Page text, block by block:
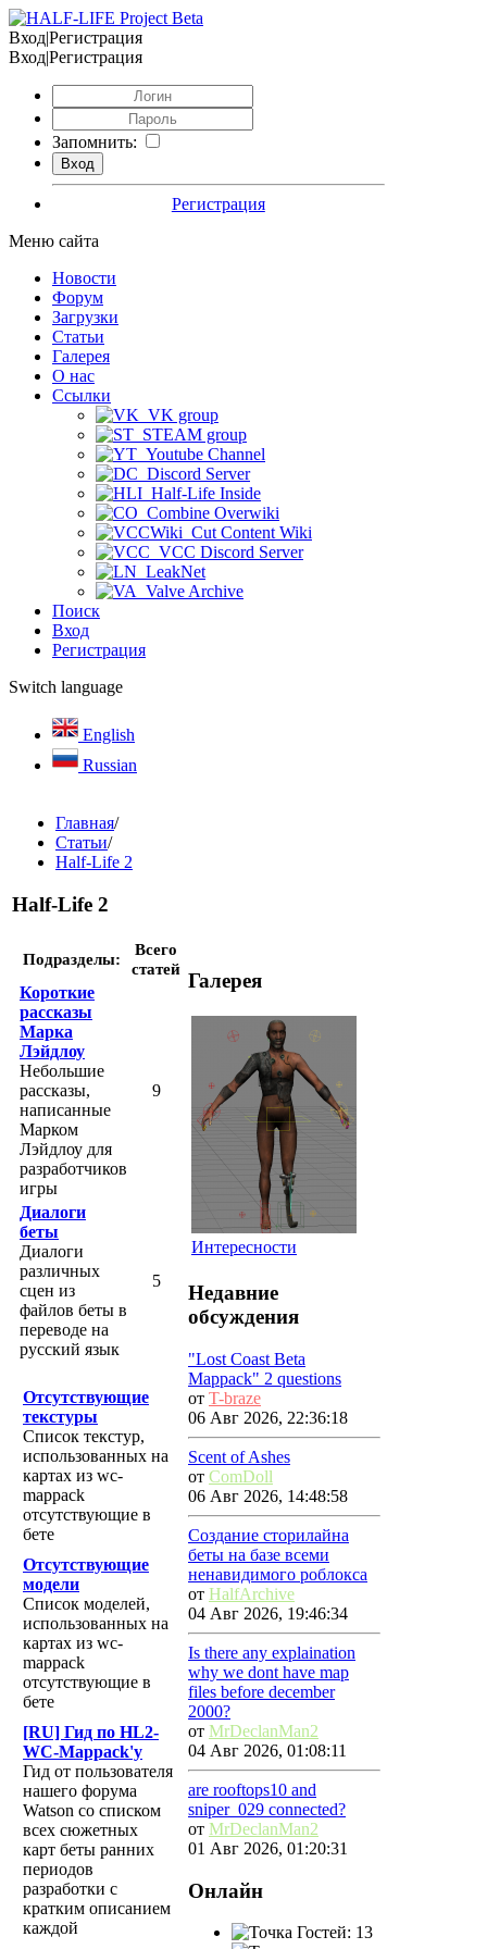
Вход|Регистрация
Вход|Регистрация
Запомнить:
Регистрация
Меню сайта
Новости
Форум
Загрузки
Статьи
Галерея
О нас
Ссылки
VK group
STEAM group
Youtube Channel
Discord Server
Half-Life Inside
Combine Overwiki
Cut Content Wiki
VCC Discord Server
LeakNet
Valve Archive
Поиск
Вход
Регистрация
Switch language
English
Russian
Главная/
Статьи/
Half-Life 2
Half-Life 2
Подразделы:
Всего
статей
Короткие
рассказы
Марка
Лэйдлоу
Небольшие
рассказы,
написанные
Марком
Лэйдлоу для
разработчиков
игры
9
Диалоги
беты
Диалоги
различных
сцен из
файлов беты в
переводе на
русский язык
5
Отсутствующие
текстуры
Список текстур,
использованных на
картах из wc-
mappack
отсутствующие в
бете
Отсутствующие
модели
Список моделей,
использованных на
картах из wc-
mappack
отсутствующие в
бете
[RU] Гид по HL2-
WC-Mappack'у
Гид от пользователя
нашего форума
Watson со списком
всех сюжетных
карт беты ранних
периодов
разработки с
кратким описанием
каждой
Галерея
Интересности
Недавние
обсуждения
"Lost Coast Beta
Mappack" 2 questions
от T-braze
06 Авг 2026, 22:36:18
Scent of Ashes
от ComDoll
06 Авг 2026, 14:48:58
Создание сторилайна
беты на базе всеми
ненавидимого роблокса
от HalfArchive
04 Авг 2026, 19:46:34
Is there any explaination
why we dont have map
files before december
2000?
от MrDeclanMan2
04 Авг 2026, 01:08:11
are rooftops10 and
sniper_029 connected?
от MrDeclanMan2
01 Авг 2026, 01:20:31
Онлайн
Гостей: 13